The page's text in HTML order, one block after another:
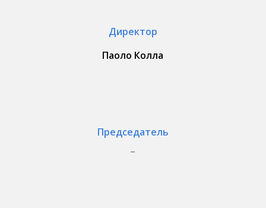
Директор
Паоло Колла
Председатель